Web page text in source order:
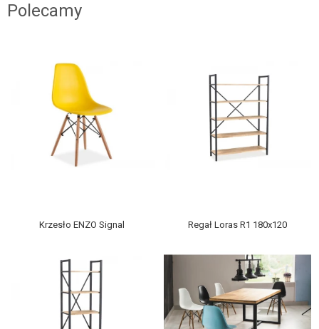
Polecamy
Krzesło ENZO Signal Regał Loras R1 180x120